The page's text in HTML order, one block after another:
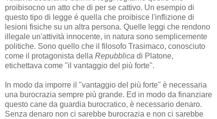
proibisocno un atto che di per se cattivo. Un esempio di
questo tipo di legge é quella che proibisce l'inflizione di
lesioni fisiche su un altra persona. Quelle leggi che rendono
illegale un'attività innocente, in natura sono semplicemente
politiche. Sono quello che il filosofo Trasimaco, conosciuto
come il protagonista della Repubblica di Platone,
etichettava come "il vantaggio del più forte".
In modo da imporre il "vantaggio del più forte" è necessaria
una burocrazia sempre più grande. Ed in modo da finanziare
questo cane da guardia burocratico, è necessario denaro.
Senza denaro non ci sarebbe burocrazia e non ci sarebbe